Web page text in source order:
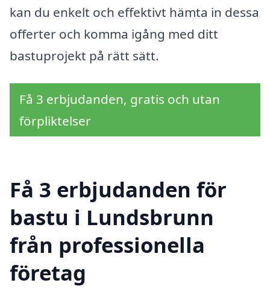
kan du enkelt och effektivt hämta in dessa
offerter och komma igång med ditt
bastuprojekt på rätt sätt.
Få 3 erbjudanden, gratis och utan
förpliktelser
Få 3 erbjudanden för
bastu i Lundsbrunn
från professionella
företag